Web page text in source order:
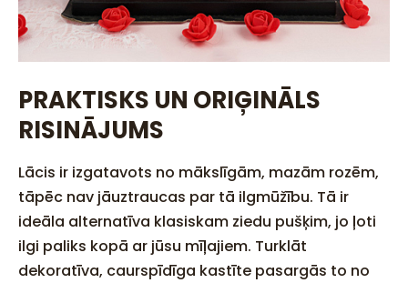
PRAKTISKS UN ORIĢINĀLS
RISINĀJUMS
Lācis ir izgatavots no mākslīgām, mazām rozēm,
tāpēc nav jāuztraucas par tā ilgmūžību. Tā ir
ideāla alternatīva klasiskam ziedu pušķim, jo ļoti
ilgi paliks kopā ar jūsu mīļajiem. Turklāt
dekoratīva, caurspīdīga kastīte pasargās to no